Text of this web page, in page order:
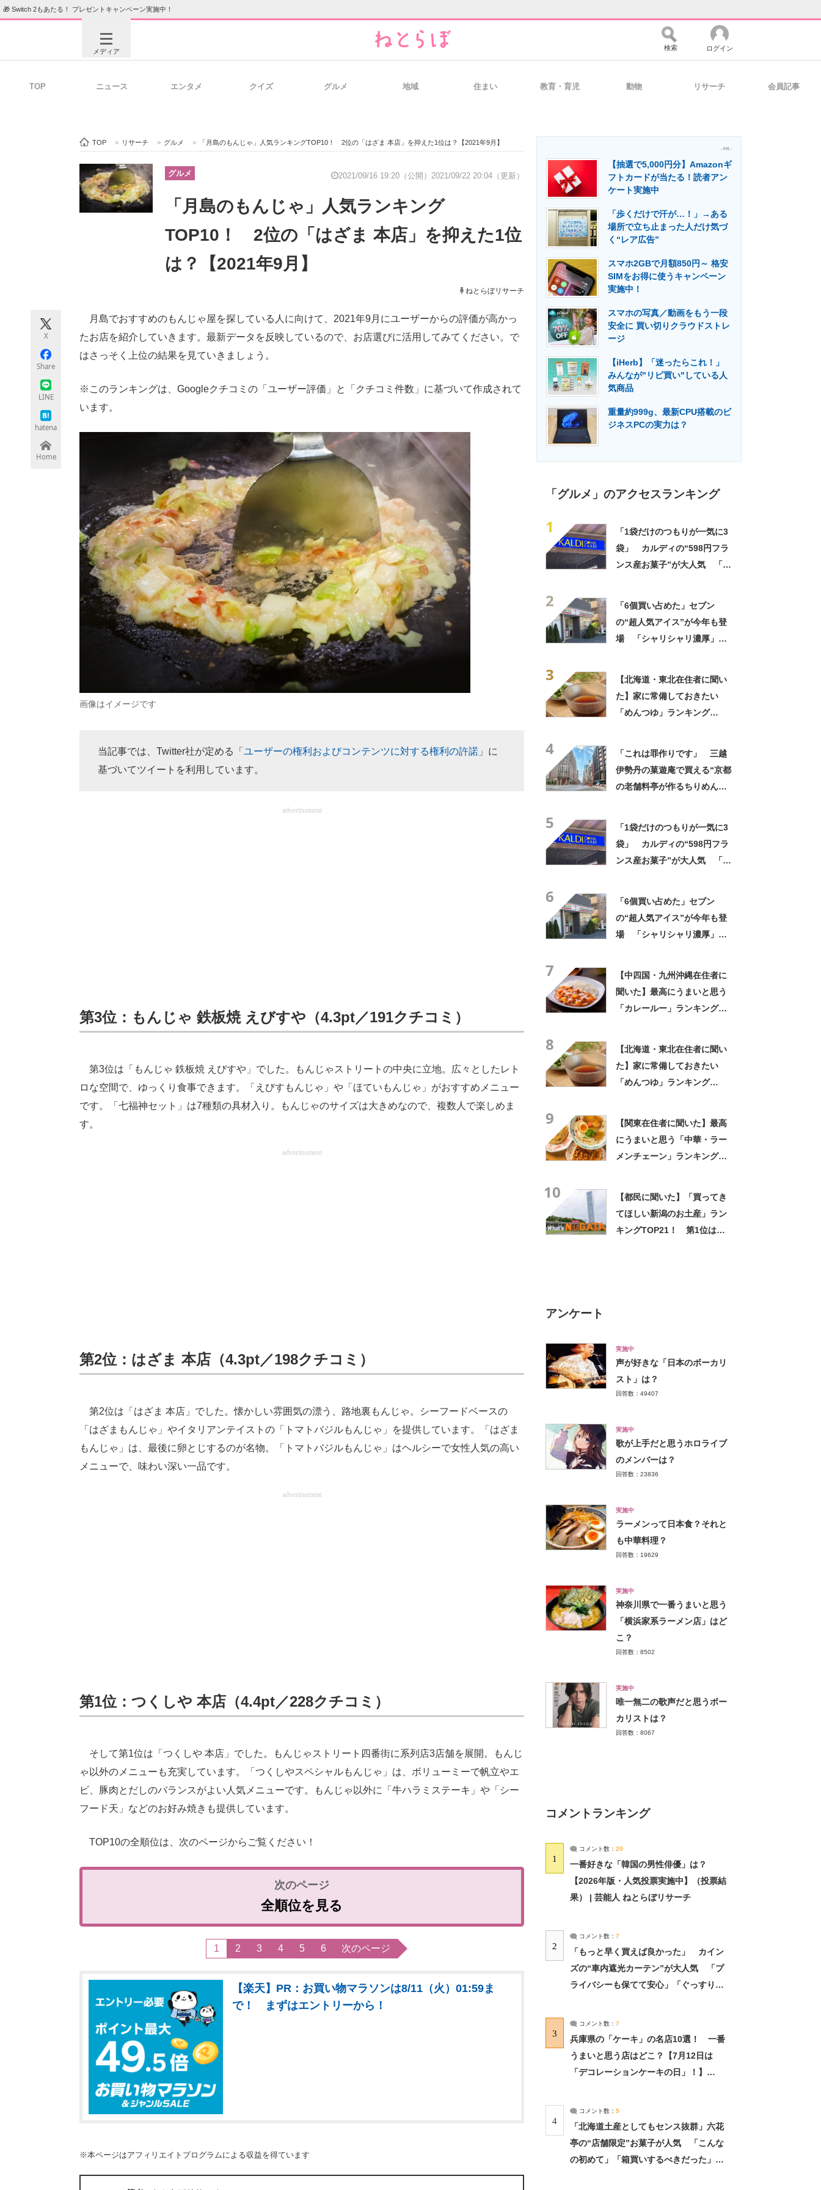
🎁 Switch 2もあたる！ プレゼントキャンペーン実施中！
メディア
ビジネスと働き方のヒント 経営リーダーのコミュニティ マーケ×ITの今がよく分かる
IT製品の技術・比較・事例 製造業のIT導入・活用を支援
エネルギーの専門メディア 建設×テクノロジーの最前線
ちょっと気になるネットの話題
検索 ログイン
TOP ニュース エンタメ クイズ グルメ 地域 住まい 教育・育児 動物 リサーチ 会員記事
TOP > リサーチ > グルメ > 「月島のもんじゃ」人気ランキングTOP10！ 2位の「はざま 本店」を抑えた1位は？【2021年9月】
グルメ 2021/09/16 19:20（公開） 2021/09/22 20:04（更新）
「月島のもんじゃ」人気ランキング
TOP10！ 2位の「はざま 本店」を抑えた1位
は？【2021年9月】
ねとらぼリサーチ
X
Share
LINE
hatena
Home
月島でおすすめのもんじゃ屋を探している人に向けて、2021年9月にユーザーからの評価が高かっ
たお店を紹介していきます。最新データを反映しているので、お店選びに活用してみてください。で
はさっそく上位の結果を見ていきましょう。
※このランキングは、Googleクチコミの「ユーザー評価」と「クチコミ件数」に基づいて作成されて
います。
画像はイメージです
当記事では、Twitter社が定める「 ユーザーの権利およびコンテンツに対する権利の許諾 」に
基づいてツイートを利用しています。
advertisement
第3位：もんじゃ 鉄板焼 えびすや（4.3pt／191クチコミ）
第3位は「もんじゃ 鉄板焼 えびすや」でした。もんじゃストリートの中央に立地。広々としたレト
ロな空間で、ゆっくり食事できます。「えびすもんじゃ」や「ほていもんじゃ」がおすすめメニュー
です。「七福神セット」は7種類の具材入り。もんじゃのサイズは大きめなので、複数人で楽しめま
す。
advertisement
第2位：はざま 本店（4.3pt／198クチコミ）
第2位は「はざま 本店」でした。懐かしい雰囲気の漂う、路地裏もんじゃ。シーフードベースの
「はざまもんじゃ」やイタリアンテイストの「トマトバジルもんじゃ」を提供しています。「はざま
もんじゃ」は、最後に卵とじするのが名物。「トマトバジルもんじゃ」はヘルシーで女性人気の高い
メニューで、味わい深い一品です。
advertisement
第1位：つくしや 本店（4.4pt／228クチコミ）
そして第1位は「つくしや 本店」でした。もんじゃストリート四番街に系列店3店舗を展開。もんじ
ゃ以外のメニューも充実しています。「つくしやスペシャルもんじゃ」は、ボリューミーで帆立やエ
ビ、豚肉とだしのバランスがよい人気メニューです。もんじゃ以外に「牛ハラミステーキ」や「シー
フード天」などのお好み焼きも提供しています。
TOP10の全順位は、次のページからご覧ください！
全順位を見る
1 2 3 4 5 6 次のページ
【楽天】PR：お買い物マラソンは8/11（火）01:59ま
で！ まずはエントリーから！
※本ページはアフィリエイトプログラムによる収益を得ています
- PR -
【抽選で5,000円分】Amazonギ
フトカードが当たる！読者アン
ケート実施中
「歩くだけで汗が…！」→ある
場所で立ち止まった人だけ気づ
く“レア広告”
スマホ2GBで月額850円～ 格安
SIMをお得に使うキャンペーン
実施中！
スマホの写真／動画をもう一段
安全に 買い切りクラウドストレ
ージ
【iHerb】「迷ったらこれ！」
みんなが"リピ買い"している人
気商品
重量約999g、最新CPU搭載のビ
ジネスPCの実力は？
「グルメ」のアクセスランキング
1
「1袋だけのつもりが一気に3
袋」 カルディの“598円フラ
ンス産お菓子”が大人気 「デ
2
「6個買い占めた」セブン
の“超人気アイス”が今年も登
場 「シャリシャリ濃厚」
3
【北海道・東北在住者に聞い
た】家に常備しておきたい
「めんつゆ」ランキング
4
「これは罪作りです」 三越
伊勢丹の菓遊庵で買える“京都
の老舗料亭が作るちりめんナ
5
「1袋だけのつもりが一気に3
袋」 カルディの“598円フラ
ンス産お菓子”が大人気 「デ
6
「6個買い占めた」セブン
の“超人気アイス”が今年も登
場 「シャリシャリ濃厚」
7
【中四国・九州沖縄在住者に
聞いた】最高にうまいと思う
「カレールー」ランキング
8
【北海道・東北在住者に聞い
た】家に常備しておきたい
「めんつゆ」ランキング
9
【関東在住者に聞いた】最高
にうまいと思う「中華・ラー
メンチェーン」ランキング
10
【都民に聞いた】「買ってき
てほしい新潟のお土産」ラン
キングTOP21！ 第1位は
アンケート
実施中
声が好きな「日本のボーカリ
スト」は？
回答数：49407
実施中
歌が上手だと思うホロライブ
のメンバーは？
回答数：23836
実施中
ラーメンって日本食？それと
も中華料理？
回答数：19629
実施中
神奈川県で一番うまいと思う
「横浜家系ラーメン店」はど
こ？
回答数：8502
実施中
唯一無二の歌声だと思うボー
カリストは？
回答数：8067
コメントランキング
1
コメント数： 20
一番好きな「韓国の男性俳優」は？
【2026年版・人気投票実施中】（投票結
果） | 芸能人 ねとらぼリサーチ
2
コメント数： 7
「もっと早く買えば良かった」 カイン
ズの“車内遮光カーテン”が大人気 「プ
ライバシーも保てて安心」「ぐっすり眠
3
コメント数： 7
兵庫県の「ケーキ」の名店10選！ 一番
うまいと思う店はどこ？【7月12日は
「デコレーションケーキの日」！】
4
コメント数： 5
「北海道土産としてもセンス抜群」六花
亭の“店舗限定”お菓子が人気 「こんな
の初めて」「箱買いするべきだった」